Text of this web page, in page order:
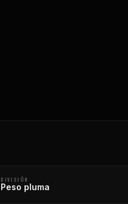
DIVISIÓN
Peso pluma